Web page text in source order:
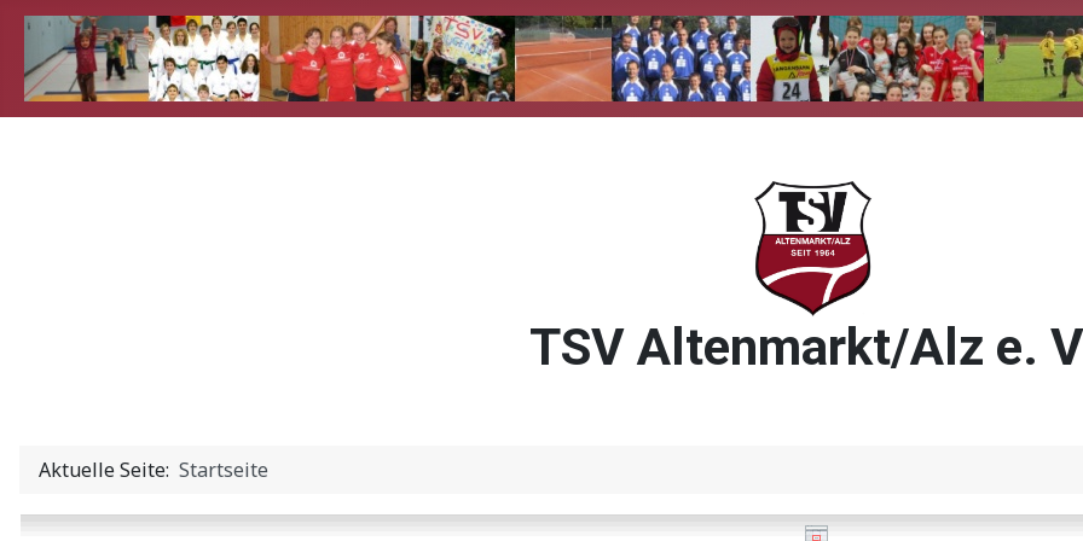
TSV Altenmarkt/Alz e.
Aktuelle Seite: Startseite